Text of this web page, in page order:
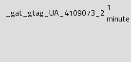
_gat_gtag_UA_4109073_2 1
minute